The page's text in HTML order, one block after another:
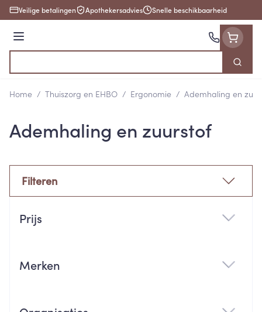
Ga naar de inhoud
Veilige betalingen Apothekersadvies Snelle beschikbaarheid
Menu
Zoek
Home / Thuiszorg en EHBO / Ergonomie / Ademhaling en
Ademhaling en zuurstof
Filteren
Prijs
Merken